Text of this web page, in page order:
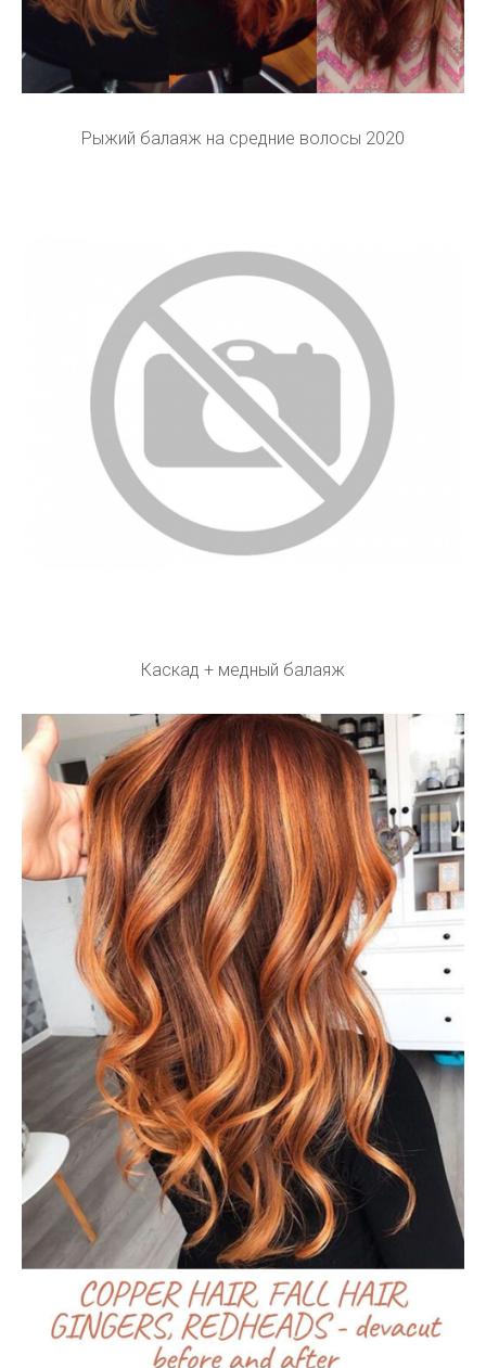
Рыжий балаяж на средние волосы 2020
Каскад + медный балаяж